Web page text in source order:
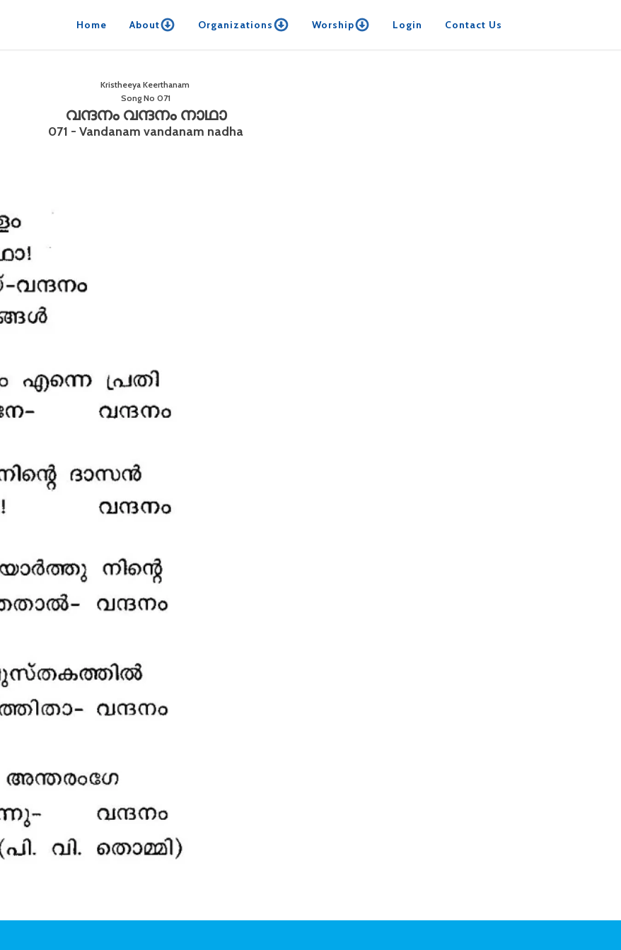
Home About Organizations Worship Login Contact Us
Kristheeya Keerthanam
Song No 071
വന്ദനം വന്ദനം നാഥാ
071 - Vandanam vandanam nadha